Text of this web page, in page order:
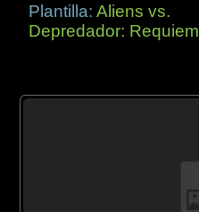
Plantilla:Aliens vs.
Depredador: Requiem